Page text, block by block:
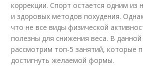
коррекции. Спорт остается одним из
и здоровых методов похудения.
что не все виды физической
полезны для снижения веса. В
рассмотрим топ-5 занятий, которые
достигнуть желаемой формы.